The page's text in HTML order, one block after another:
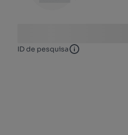
ID de pesquisa ID de pesquisa